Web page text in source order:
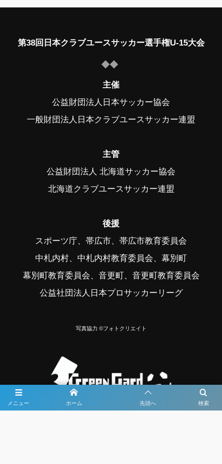
メニュー 検索
ホーム 先頭へ
第38回日本クラブユースサッカー選手権U-15大会
主催
公益財団法人日本サッカー協会
一般財団法人日本クラブユースサッカー連盟
主管
公益財団法人 北海道サッカー協会
北海道クラブユースサッカー連盟
後援
スポーツ庁、帯広市、帯広市教育委員会
中札内村、中札内村教育委員会、幕別町
幕別町教育委員会、音更町、音更町教育委員会
公益社団法人日本プロサッカーリーグ
写真協力 ©フォトクリエイト